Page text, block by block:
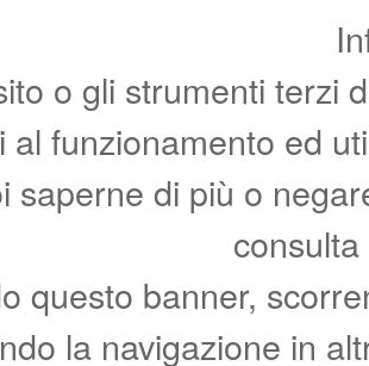
o gli strumenti terzi
al funzionamento ed
saperne di più o
questo banner,
la navigazione in